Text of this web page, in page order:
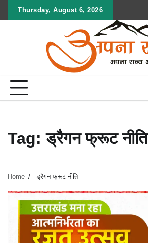
Thursday, August 6, 2026
Tag:ड्रैगन फ्रूट नीति
Home ड्रैगन फ्रूट नीति